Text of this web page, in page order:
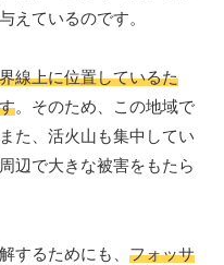
えているのです。
線上に位置しているた
。そのため、この地域で
た、活火山も集中してい
辺で大きな被害をもたら
するためにも、 フォッサ